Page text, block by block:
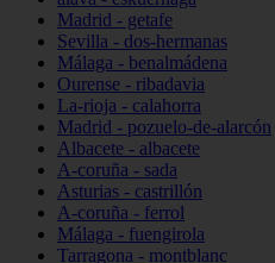
Madrid - getafe
Sevilla - dos-hermanas
Málaga - benalmádena
Ourense - ribadavia
La-rioja - calahorra
Madrid - pozuelo-de-alarcón
Albacete - albacete
A-coruña - sada
Asturias - castrillón
A-coruña - ferrol
Málaga - fuengirola
Tarragona - montblanc